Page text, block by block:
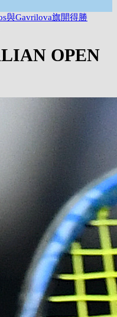
與Gavrilova旗開得勝
OPEN